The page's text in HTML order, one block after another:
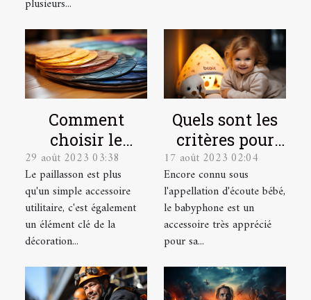
plusieurs...
Comment
choisir le
paillasson sur
mesure parfait
pour votre
intérieur et
extérieur
29 août 2023 03:38
Le paillasson est plus
qu'un simple accessoire
utilitaire, c'est également
un élément clé de la
décoration...
Quels sont les
critères pour
choisir le
meilleur
babyphone
vidéo ?
17 août 2023 02:04
Encore connu sous
l'appellation d'écoute bébé,
le babyphone est un
accessoire très apprécié
pour sa...